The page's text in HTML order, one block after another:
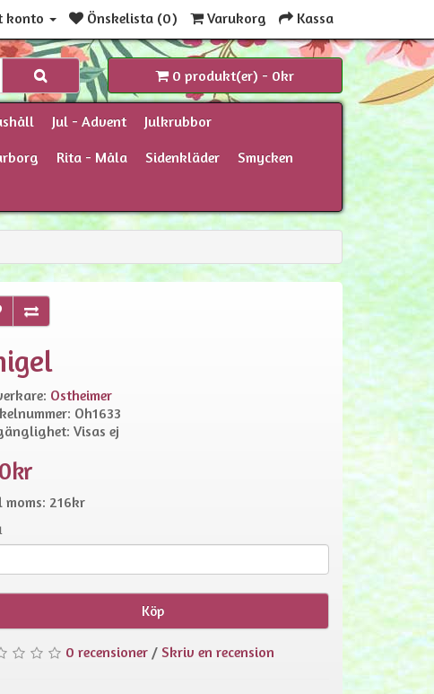
konto Önskelista (0) Varukorg Kassa
0 produkt(er) - 0kr
Jul - Advent
Julkrubbor
Rita - Måla Sidenkläder
Smycken
Ostheimer
Oh1633
Visas ej
moms: 216kr
Köp
0 recensioner / Skriv en recension